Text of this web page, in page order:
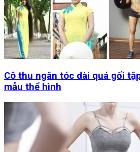
Cô thu ngân tóc dài quá gối
mẫu thể hình